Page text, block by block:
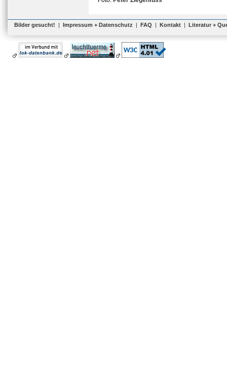
Bilder gesucht! | Impressum + Datenschutz | FAQ | Kontakt | Literatur +